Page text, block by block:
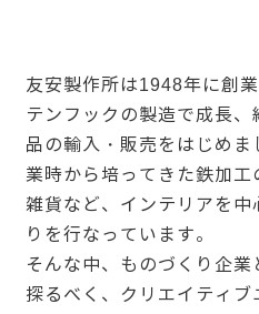
友安製作所は1948年に創
テンフックの製造で成長
品の輸入・販売をはじめま
業時から培ってきた鉄加工
雑貨など、インテリアを中
りを行なっています。
そんな中、ものづくり企
探るべく、クリエイティ